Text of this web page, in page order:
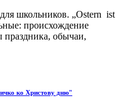
школьников. „Ostern ist
происхождение
праздника, обычаи,
ко Христову дню"